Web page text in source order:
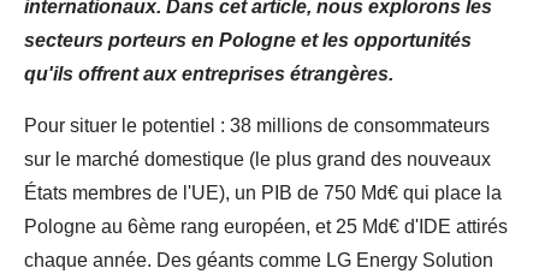
internationaux. Dans cet article, nous explorons les
secteurs porteurs en Pologne et les opportunités
qu'ils offrent aux entreprises étrangères.
Pour situer le potentiel : 38 millions de consommateurs
sur le marché domestique (le plus grand des nouveaux
États membres de l'UE), un PIB de 750 Md€ qui place la
Pologne au 6ème rang européen, et 25 Md€ d'IDE attirés
chaque année. Des géants comme LG Energy Solution